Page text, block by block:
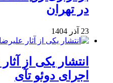
در تهران
23 آذر 1404
انتشار یکی از
اجرای دوئو تآی